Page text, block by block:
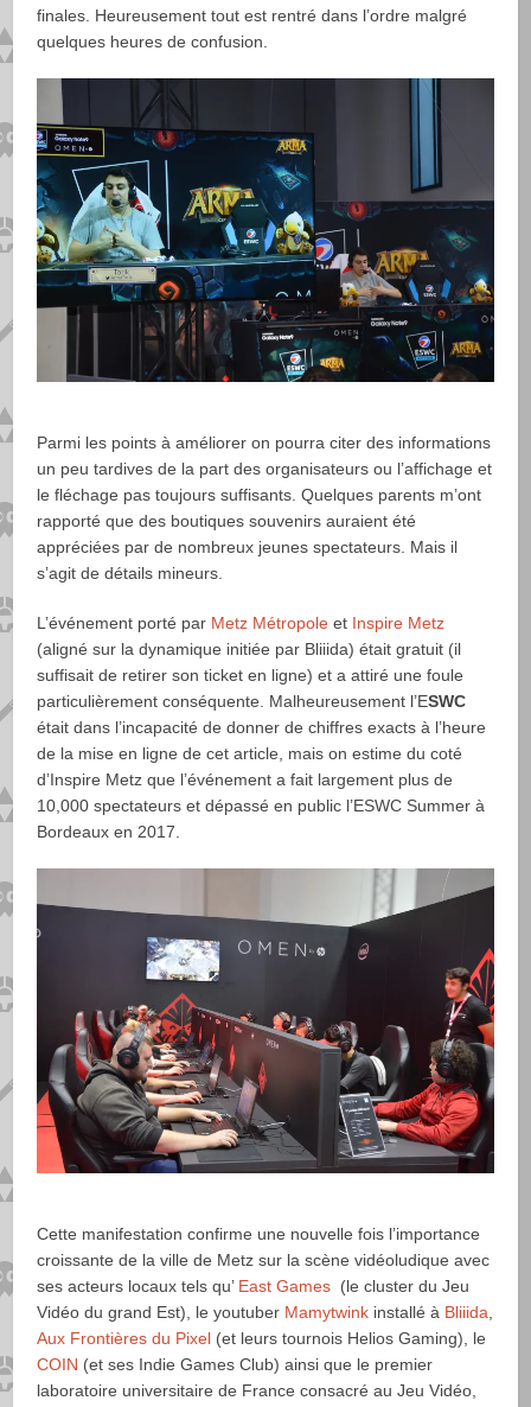
finales. Heureusement tout est rentré dans l’ordre malgré
quelques heures de confusion.
Parmi les points à améliorer on pourra citer des informations
un peu tardives de la part des organisateurs ou l’affichage et
le fléchage pas toujours suffisants. Quelques parents m’ont
rapporté que des boutiques souvenirs auraient été
appréciées par de nombreux jeunes spectateurs. Mais il
s’agit de détails mineurs.
L’événement porté par Metz Métropole et Inspire Metz
(aligné sur la dynamique initiée par Bliiida) était gratuit (il
suffisait de retirer son ticket en ligne) et a attiré une foule
particulièrement conséquente. Malheureusement l’ESWC
était dans l’incapacité de donner de chiffres exacts à l’heure
de la mise en ligne de cet article, mais on estime du coté
d’Inspire Metz que l’événement a fait largement plus de
10,000 spectateurs et dépassé en public l’ESWC Summer à
Bordeaux en 2017.
Cette manifestation confirme une nouvelle fois l’importance
croissante de la ville de Metz sur la scène vidéoludique avec
ses acteurs locaux tels qu’ East Games (le cluster du Jeu
Vidéo du grand Est), le youtuber Mamytwink installé à Bliiida
Aux Frontières du Pixel (et leurs tournois Helios Gaming), le
COIN (et ses Indie Games Club) ainsi que le premier
laboratoire universitaire de France consacré au Jeu Vidéo,